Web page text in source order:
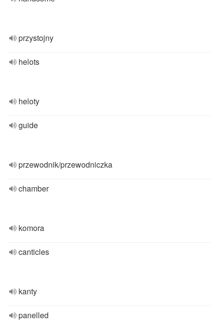
przystojny
helots
heloty
guide
przewodnik/przewodniczka
chamber
komora
canticles
kanty
panelled